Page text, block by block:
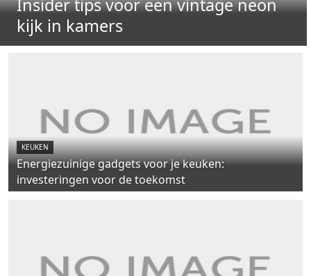
Insider tips voor een vintage neon
kijk in kamers
KEUKEN
Energiezuinige gadgets voor je keuken:
investeringen voor de toekomst